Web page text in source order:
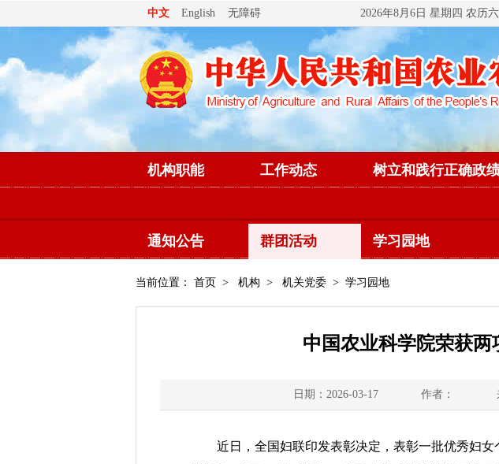
中文 English 无障碍 2026年8月6日 星期四 农历
机构职能 工作动态 树立和践行正确政
通知公告 群团活动 学习园地
当前位置： 首页 > 机构 > 机关党委 > 学习园地
中国农业科学院荣获
日期：2026-03-17 作者：
近日，全国妇联印发表彰决定，表彰一批优秀妇